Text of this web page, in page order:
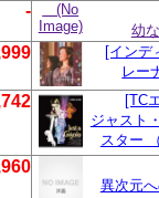
-
(No
Image)
幼
[インデ
レー
[TC
ジャスト
スター
異次元